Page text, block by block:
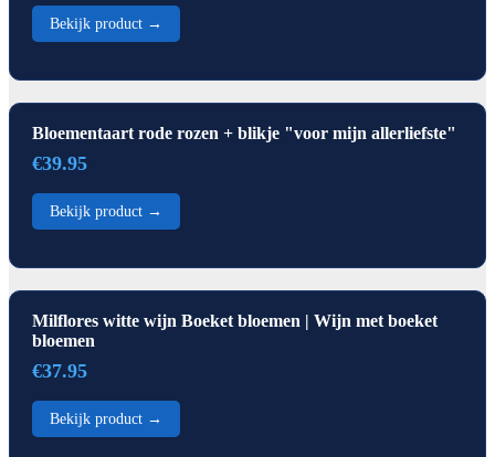
Bekijk product →
Bloementaart rode rozen + blikje "voor mijn allerliefste"
€39.95
Bekijk product →
Milflores witte wijn Boeket bloemen | Wijn met boeket
bloemen
€37.95
Bekijk product →